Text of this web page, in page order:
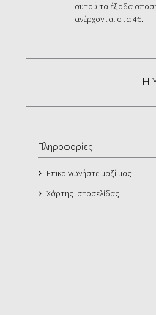
αυτού τα έξοδα
ανέρχονται στα 4€.
Η
Πληροφορίες
Επικοινωνήστε μαζί μας
Χάρτης ιστοσελίδας